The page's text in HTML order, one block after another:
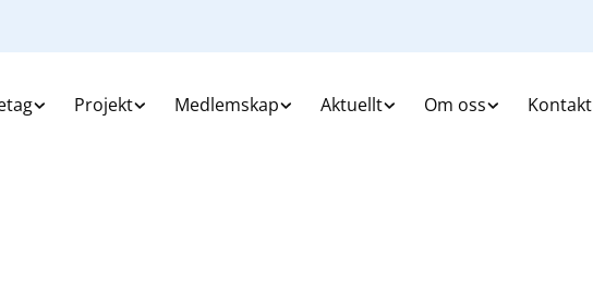
Projekt Medlemskap Aktuellt Om oss Kontakt